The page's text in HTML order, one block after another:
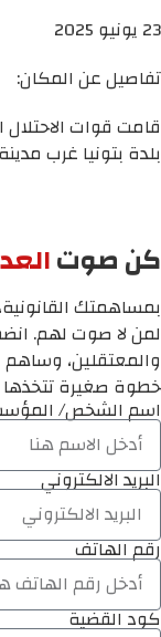
23 يونيو 2025
تفاصيل عن المكان:
قامت قوات
بلدة بتونيا غرب
كن صوت
بمساهمتك
لمن لا صوت لهم.
والمعتقلين،
خطوة صغيرة تتخذها
اسم الشخص/
البريد الالكتروني
رقم الهاتف
كود القضية